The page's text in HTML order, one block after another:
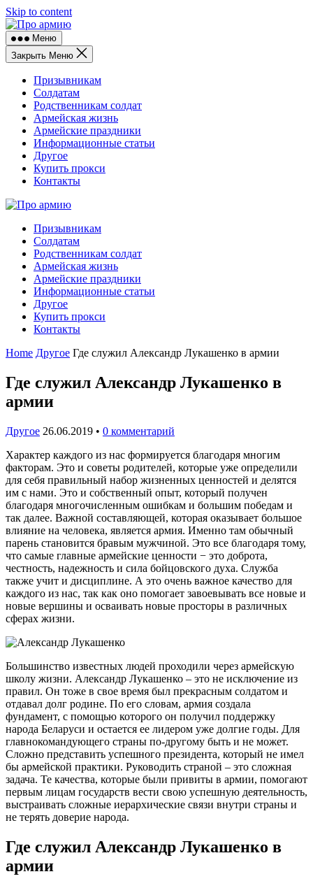
Skip to content
Меню
Закрыть Меню
Призывникам
Солдатам
Родственникам солдат
Армейская жизнь
Армейские праздники
Информационные статьи
Другое
Купить прокси
Контакты
Призывникам
Солдатам
Родственникам солдат
Армейская жизнь
Армейские праздники
Информационные статьи
Другое
Купить прокси
Контакты
Home Другое Где служил Александр Лукашенко в армии
Где служил Александр Лукашенко в
армии
Другое 26.06.2019 • 0 комментарий
Характер каждого из нас формируется благодаря многим
факторам. Это и советы родителей, которые уже определили
для себя правильный набор жизненных ценностей и делятся
им с нами. Это и собственный опыт, который получен
благодаря многочисленным ошибкам и большим победам и
так далее. Важной составляющей, которая оказывает большое
влияние на человека, является армия. Именно там обычный
парень становится бравым мужчиной. Это все благодаря тому,
что самые главные армейские ценности − это доброта,
честность, надежность и сила бойцовского духа. Служба
также учит и дисциплине. А это очень важное качество для
каждого из нас, так как оно помогает завоевывать все новые и
новые вершины и осваивать новые просторы в различных
сферах жизни.
Большинство известных людей проходили через армейскую
школу жизни. Александр Лукашенко – это не исключение из
правил. Он тоже в свое время был прекрасным солдатом и
отдавал долг родине. По его словам, армия создала
фундамент, с помощью которого он получил поддержку
народа Беларуси и остается ее лидером уже долгие годы. Для
главнокомандующего страны по-другому быть и не может.
Сложно представить успешного президента, который не имел
бы армейской практики. Руководить страной – это сложная
задача. Те качества, которые были привиты в армии, помогают
первым лицам государств вести свою успешную деятельность,
выстраивать сложные иерархические связи внутри страны и
не терять доверие народа.
Где служил Александр Лукашенко в
армии